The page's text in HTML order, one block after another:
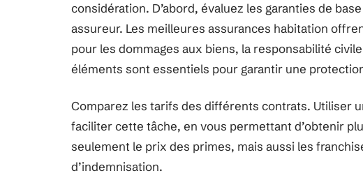
considération. D’abord, évaluez les garanties de
assureur. Les meilleures assurances habitation
pour les dommages aux biens, la responsabilité
éléments sont essentiels pour garantir une
Comparez les tarifs des différents contrats. Utiliser
faciliter cette tâche, en vous permettant d’obtenir
seulement le prix des primes, mais aussi les
d’indemnisation.